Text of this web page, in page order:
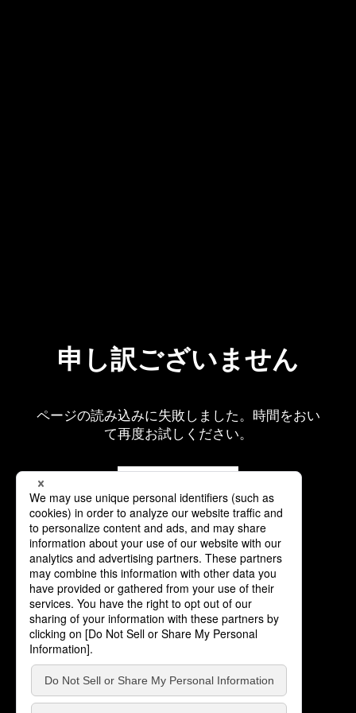
申し訳ございません
ページの読み込みに失敗しました。時間をおい
て再度お試しください。